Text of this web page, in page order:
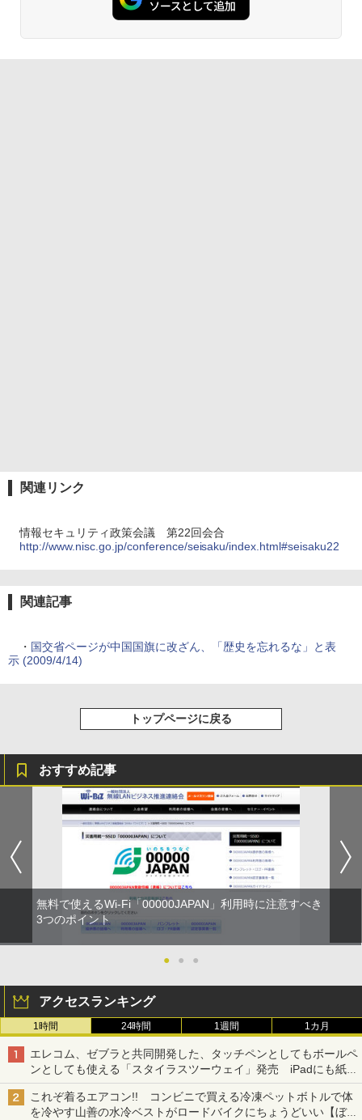
関連リンク
情報セキュリティ政策会議 第22回会合
http://www.nisc.go.jp/conference/seisaku/index.html#seisaku22
関連記事
・ 国交省ページが中国国旗に改ざん、「歴史を忘れるな」と表
示 (2009/4/14)
トップページに戻る
おすすめ記事
無料で使えるWi-Fi「00000JAPAN」利用時に注意すべき
3つのポイント
● ● ●
アクセスランキング
1時間 24時間 1週間 1カ月
エレコム、ゼブラと共同開発した、タッチペンとしてもボールペ
ンとしても使える「スタイラスツーウェイ」発売 iPadにも紙に
も、持ち替えずに書き込める
これぞ着るエアコン!! コンビニで買える冷凍ペットボトルで体
を冷やす山善の水冷ベストがロードバイクにちょうどいい【ぼっ